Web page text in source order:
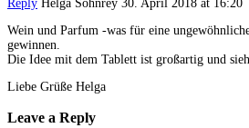
Reply Helga Sohnrey 30. April 2018 at 16:20
Wein und Parfum -was für eine
gewinnen.
Die Idee mit dem Tablett ist großartig und
Liebe Grüße Helga
Leave a Reply